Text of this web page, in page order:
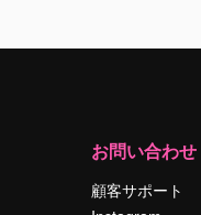
お問い合わせ
顧客サポート